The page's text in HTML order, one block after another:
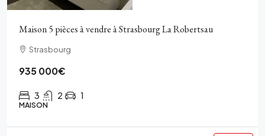
Maison 5 pièces à vendre à Strasbourg La Robertsau
Strasbourg
935 000€
3 2 1
MAISON